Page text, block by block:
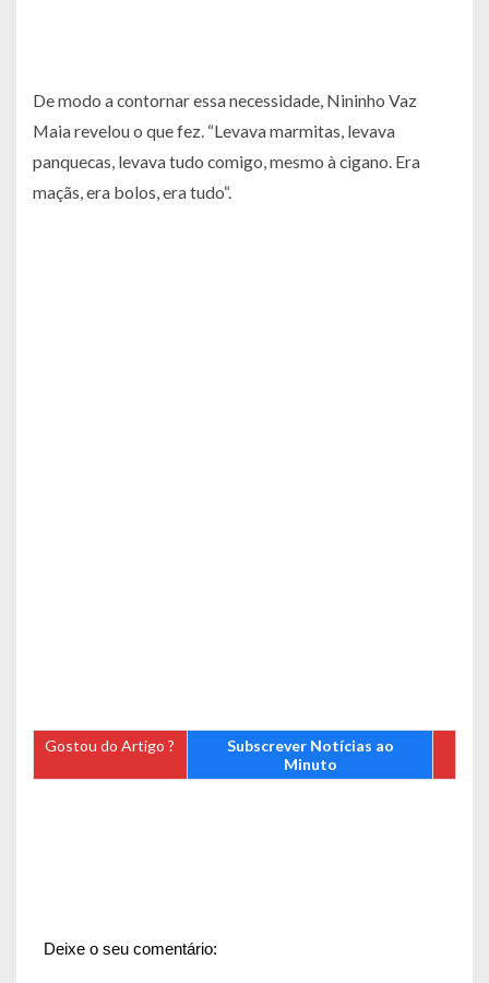
De modo a contornar essa necessidade, Nininho Vaz
Maia revelou o que fez. “Levava marmitas, levava
panquecas, levava tudo comigo, mesmo à cigano. Era
maçãs, era bolos, era tudo“.
Gostou do Artigo ?
Subscrever Notícias ao
Minuto
Deixe o seu comentário: